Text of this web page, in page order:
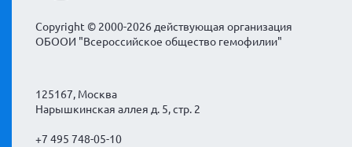
Copyright © 2000-2026 действующая организация
ОБООИ "Всероссийское общество гемофилии"
125167, Москва
Нарышкинская аллея д. 5, стр. 2
+7 495 748-05-10